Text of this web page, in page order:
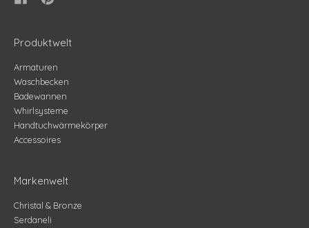
Produktwelt
Armaturen
Waschbecken
Badewannen
Whirlsysteme
Handtuchwärmekörper
Accessoires
Markenwelt
Christal & Bronze
Serdaneli